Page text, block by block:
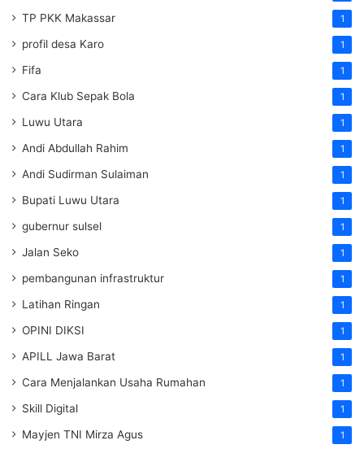
TP PKK Makassar 1
profil desa Karo 1
Fifa 1
Cara Klub Sepak Bola 1
Luwu Utara 1
Andi Abdullah Rahim 1
Andi Sudirman Sulaiman 1
Bupati Luwu Utara 1
gubernur sulsel 1
Jalan Seko 1
pembangunan infrastruktur 1
Latihan Ringan 1
OPINI DIKSI 1
APILL Jawa Barat 1
Cara Menjalankan Usaha Rumahan 1
Skill Digital 1
Mayjen TNI Mirza Agus 1